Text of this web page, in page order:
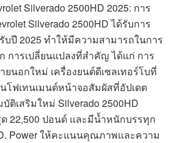
Silverado 2500HD 2025: การ
Silverado 2500HD ได้รับการ
ปี 2025 ทำให้มีความสามารถในการ
การเปลี่ยนแปลงที่สำคัญ ได้แก่ การ
นอกใหม่ เครื่องยนต์ดีเซลเทอร์โบที่
โฟเทนเมนต์หน้าจอสัมผัสที่อัปเดต
ติเสริมใหม่ Silverado 2500HD
22,500 ปอนด์ และมีน้ำหนักบรรทุก
Power ให้คะแนนคุณภาพและความ